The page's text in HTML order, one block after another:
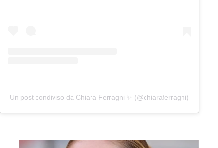
Un post condiviso da Chiara Ferragni ✨ (@chiaraferragni)